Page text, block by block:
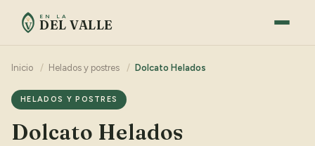
V
EN LA
DEL VALLE
Inicio / Helados y postres / Dolcato Helados
HELADOS Y POSTRES
Dolcato Helados